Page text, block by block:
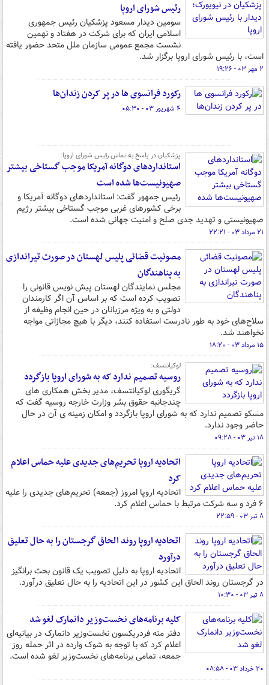
رئیس شورای اروپا
سومین دیدار مسعود پزشکیان رئیس جمهوری
اسلامی ایران که برای شرکت در هفتاد و نهمین
نشست مجمع عمومی سازمان ملل متحد حضور یافته
است، با رئیس شورای اروپا برگزار شد.
۲ مهر ۰۳ - ۱۹:۲۶
رکورد فرانسوی ها در پر کردن زندان‌ها
۴ شهریور ۰۳ - ۰۵:۳۰
پزشکیان در پاسخ به تماس رئیس شورای اروپا:
استانداردهای دوگانه آمریکا موجب گستاخی بیشتر
صهیونیست‌ها شده است
رئیس جمهور گفت: استانداردهای دوگانه آمریکا و
برخی کشورهای غربی موجب گستاخی بیشتر رژیم
صهیونیستی و تهدید جدی صلح و امنیت جهانی شده است.
۲۱ مرداد ۰۳ - ۲۲:۲۱
مصونیت قضائی پلیس لهستان در صورت تیراندازی
به پناهندگان
مجلس نمایندگان لهستان پیش نویس قانونی را
تصویب کرده است که بر اساس آن اگر کارمندان
دولتی و به ویژه مرزبانان در حین انجام وظیفه از
سلاح‌های خود به طور نادرست استفاده کنند، دیگر با هیچ مجازاتی مواجه
نخواهند شد.
۱۵ مرداد ۰۳ - ۱۸:۲۰
لوکیانتسف:
روسیه تصمیم ندارد که به شورای اروپا بازگردد
گریگوری لوکیانتسف، مدیر بخش همکاری های
چندجانبه حقوق بشر وزارت خارجه روسیه گفت که
مسکو تصمیم ندارد که به شورای اروپا بازگردد و امکان زمینه ی آن در حال
حاضر وجود ندارد.
۱۸ تیر ۰۳ - ۰۹:۲۸
اتحادیه اروپا تحریم‌های جدیدی علیه حماس اعلام
کرد
اتحادیه اروپا امروز (جمعه) تحریم‌های جدیدی را علیه
۶ فرد و سه شرکت مرتبط با حماس اعلام کرد.
۸ تیر ۰۳ - ۲۲:۵۹
اتحادیه اروپا روند الحاق گرجستان را به حال تعلیق
درآورد
اتحادیه اروپا به دلیل تصویب یک قانون بحث برانگیز
در گرجستان روند الحاق این کشور در این اتحادیه را به حال تعلیق درآورد.
۸ تیر ۰۳ - ۱۰:۳۰
کلیه برنامه‌های نخست‌وزیر دانمارک لغو شد
دفتر مته فردریکسون نخست‌وزیر دانمارک در بیانیه‌ای
اعلام کرد که با توجه به شوک وارده در اثر حمله روز
جمعه، تمامی برنامه‌های نخست‌وزیر لغو شده است.
۲۰ خرداد ۰۳ - ۰۸:۵۸